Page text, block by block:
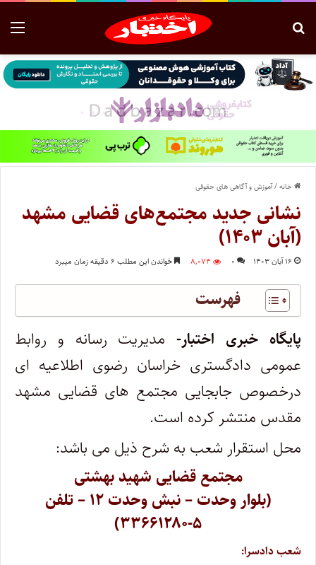
خانه/آموزش و آگاهی های حقوقی
نشانی جدید مجتمع‌های قضایی مشهد
(آبان ۱۴۰۳)
۱۶ آبان ۱۴۰۳ ۰ ۸,۰۷۴ خواندن این مطلب ۶ دقیقه زمان میبرد
فهرست
پایگاه خبری اختبار-مدیریت رسانه و روابط
عمومی دادگستری خراسان رضوی اطلاعیه ای
درخصوص جابجایی مجتمع های قضایی مشهد
مقدس منتشر کرده است.
محل استقرار شعب به شرح ذیل می باشد:
مجتمع قضایی شهید بهشتی
(بلوار وحدت – نبش وحدت ۱۲ – تلفن
۵-۳۳۶۶۱۲۸۰)
شعب دادسرا: